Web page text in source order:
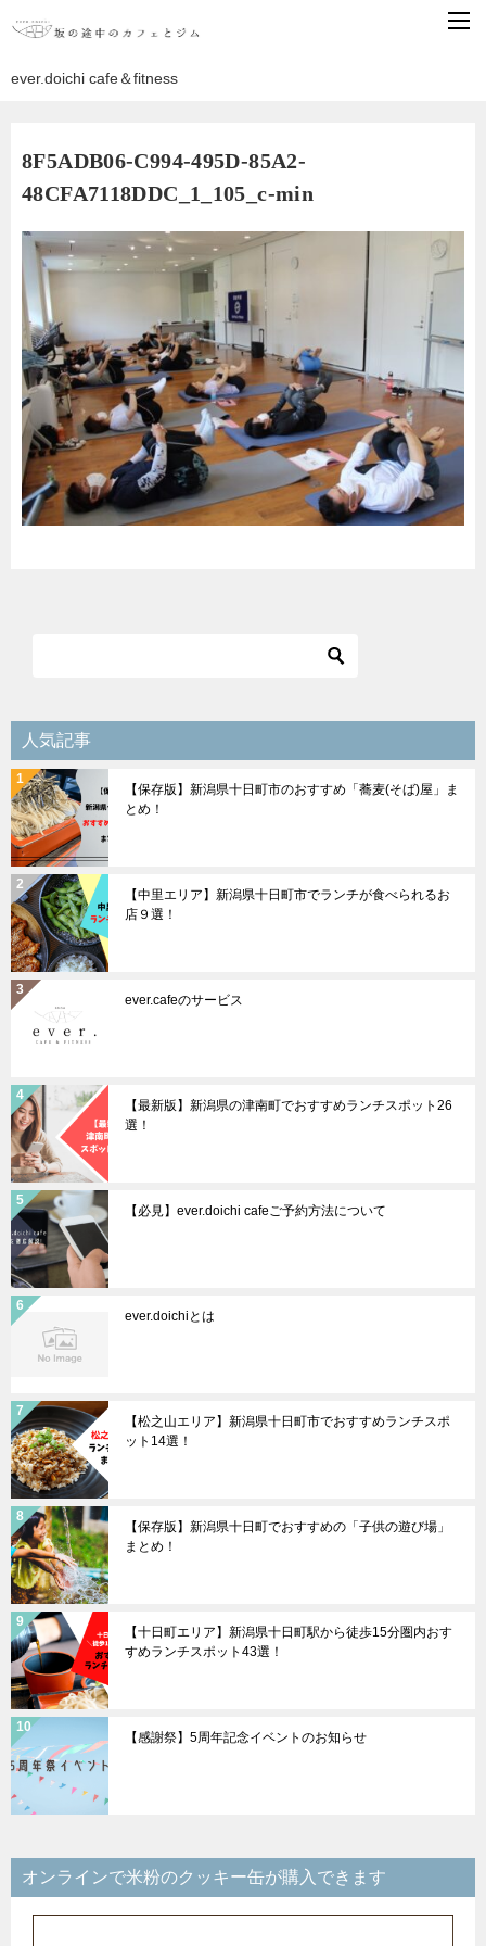
ever.doichi cafe＆fitness
8F5ADB06-C994-495D-85A2-
48CFA7118DDC_1_105_c-min
人気記事
【保存版】新潟県十日町市のおすすめ「蕎麦(そば)屋」ま
とめ！
【中里エリア】新潟県十日町市でランチが食べられるお
店９選！
ever.cafeのサービス
【最新版】新潟県の津南町でおすすめランチスポット26
選！
【必見】ever.doichi cafeご予約方法について
ever.doichiとは
【松之山エリア】新潟県十日町市でおすすめランチスポ
ット14選！
【保存版】新潟県十日町でおすすめの「子供の遊び場」
まとめ！
【十日町エリア】新潟県十日町駅から徒歩15分圏内おす
すめランチスポット43選！
【感謝祭】5周年記念イベントのお知らせ
オンラインで米粉のクッキー缶が購入できます